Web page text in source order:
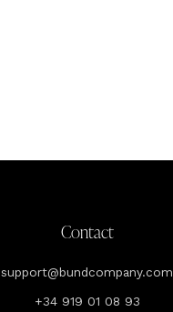
Contact
support@bundcompany.com
+34 919 01 08 93